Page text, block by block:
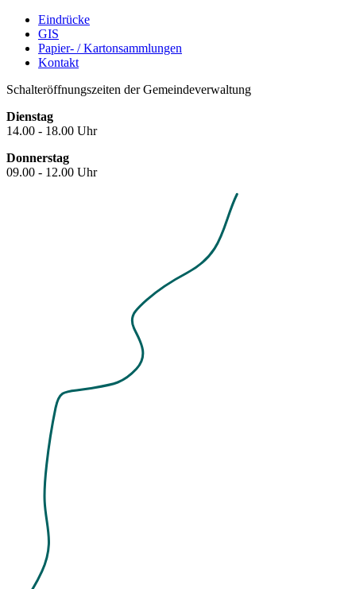
Eindrücke
GIS
Papier- / Kartonsammlungen
Kontakt
Schalteröffnungszeiten der Gemeindeverwaltung
Dienstag
14.00 - 18.00 Uhr
Donnerstag
09.00 - 12.00 Uhr